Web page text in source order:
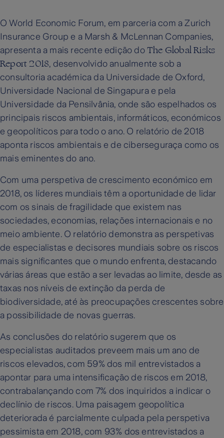
O World Economic Forum, em parceria com a Zurich
Insurance Group e a Marsh & McLennan Companies,
apresenta a mais recente edição do The Global Risks
Report 2018, desenvolvido anualmente sob a
consultoria académica da Universidade de Oxford,
Universidade Nacional de Singapura e pela
Universidade da Pensilvânia, onde são espelhados os
principais riscos ambientais, informáticos, económicos
e geopolíticos para todo o ano. O relatório de 2018
aponta riscos ambientais e de ciberseguraça como os
mais eminentes do ano.
Com uma perspetiva de crescimento económico em
2018, os líderes mundiais têm a oportunidade de lidar
com os sinais de fragilidade que existem nas
sociedades, economias, relações internacionais e no
meio ambiente. O relatório demonstra as perspetivas
de especialistas e decisores mundiais sobre os riscos
mais significantes que o mundo enfrenta, destacando
várias áreas que estão a ser levadas ao limite, desde as
taxas nos níveis de extinção da perda de
biodiversidade, até às preocupações crescentes sobre
a possibilidade de novas guerras.
As conclusões do relatório sugerem que os
especialistas auditados preveem mais um ano de
riscos elevados, com 59% dos mil entrevistados a
apontar para uma intensificação de riscos em 2018,
contrabalançando com 7% dos inquiridos a indicar o
declínio de riscos. Uma paisagem geopolítica
deteriorada é parcialmente culpada pela perspetiva
pessimista em 2018, com 93% dos entrevistados a